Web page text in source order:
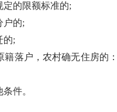
定的限额标准的;
户的;
的;
籍落户，农村确无住房的
件。